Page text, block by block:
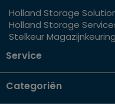
Holland Storage
Holland Storage
Stelkeur
Service
Categoriën